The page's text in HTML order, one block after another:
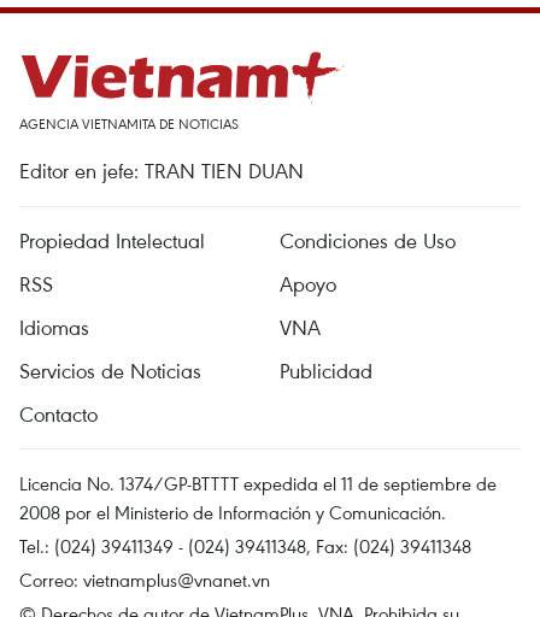
AGENCIA VIETNAMITA DE NOTICIAS
Editor en jefe: TRAN TIEN DUAN
Propiedad Intelectual
Condiciones de Uso
RSS
Apoyo
Idiomas
VNA
Servicios de Noticias
Publicidad
Contacto
Licencia No. 1374/GP-BTTTT expedida el 11 de septiembre de
2008 por el Ministerio de Información y Comunicación.
Tel.: (024) 39411349 - (024) 39411348, Fax: (024) 39411348
Correo: vietnamplus@vnanet.vn